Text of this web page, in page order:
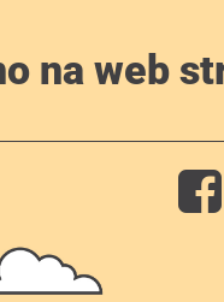
na web